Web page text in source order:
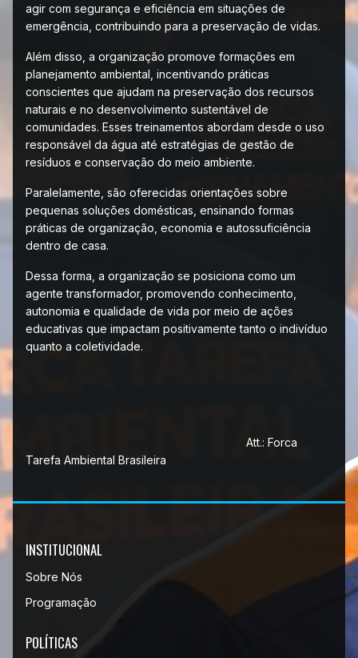
agir com segurança e eficiência em situações de
emergência, contribuindo para a preservação de vidas.
Além disso, a organização promove formações em
planejamento ambiental, incentivando práticas
conscientes que ajudam na preservação dos recursos
naturais e no desenvolvimento sustentável de
comunidades. Esses treinamentos abordam desde o uso
responsável da água até estratégias de gestão de
resíduos e conservação do meio ambiente.
Paralelamente, são oferecidas orientações sobre
pequenas soluções domésticas, ensinando formas
práticas de organização, economia e autossuficiência
dentro de casa.
Dessa forma, a organização se posiciona como um
agente transformador, promovendo conhecimento,
autonomia e qualidade de vida por meio de ações
educativas que impactam positivamente tanto o indivíduo
quanto a coletividade.
Att.: Forca
Tarefa Ambiental Brasileira
INSTITUCIONAL
Sobre Nós
Programação
POLÍTICAS